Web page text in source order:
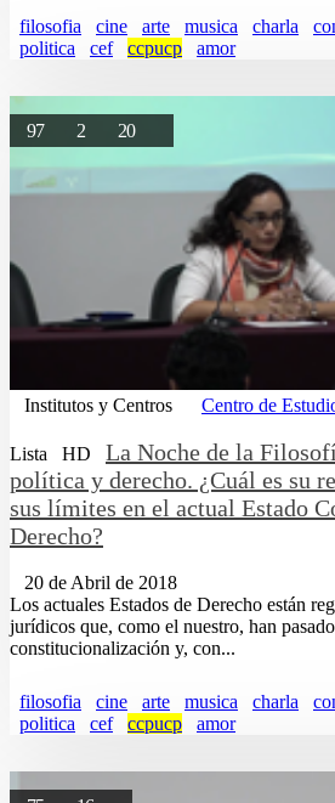
filosofia cine arte musica charla
politica
cef ccpucp amor
97 2 20
Institutos y Centros Centro de
Lista HD
La Noche de la
política y derecho. ¿Cuál es su
sus límites en el actual Estado
Derecho?
20 de Abril de 2018
Los actuales Estados de Derecho están
jurídicos que, como el nuestro, han
constitucionalización y, con...
filosofia cine arte musica charla
politica
cef ccpucp amor